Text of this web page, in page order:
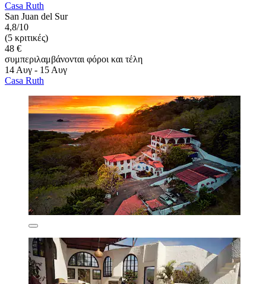
Casa Ruth
San Juan del Sur
4,8/10
(5 κριτικές)
48 €
συμπεριλαμβάνονται φόροι και τέλη
14 Αυγ - 15 Αυγ
Casa Ruth